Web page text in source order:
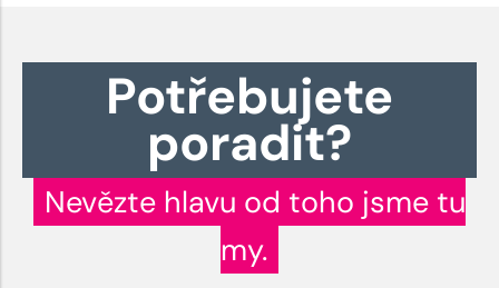
Potřebujete
poradit?
Nevězte hlavu od toho jsme tu
my.